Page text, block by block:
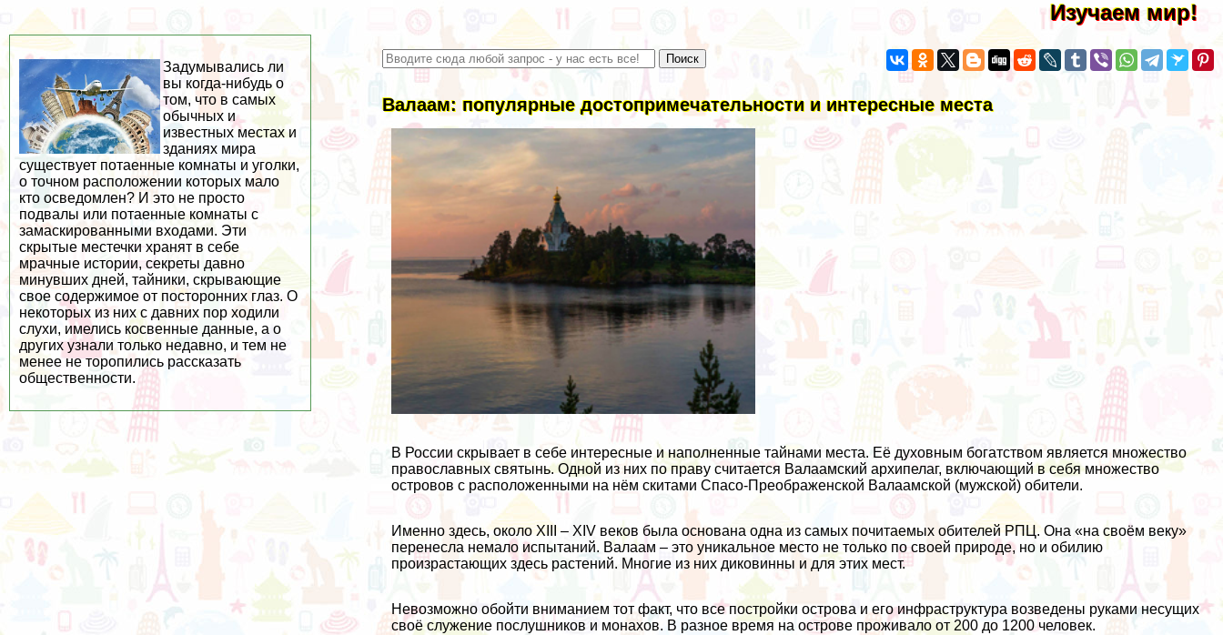
Изучаем мир!
Валаам: популярные достопримечательности и интересные места
В России скрывает в себе интересные и наполненные тайнами места. Её духовным богатством является множество
православных святынь. Одной из них по праву считается Валаамский архипелаг, включающий в себя множество
островов с расположенными на нём скитами Спасо-Преображенской Валаамской (мужской) обители.
Именно здесь, около XIII – XIV веков была основана одна из самых почитаемых обителей РПЦ. Она «на своём веку»
перенесла немало испытаний. Валаам – это уникальное место не только по своей природе, но и обилию
произрастающих здесь растений. Многие из них диковинны и для этих мест.
Невозможно обойти вниманием тот факт, что все постройки острова и его инфраструктура возведены руками несущих
своё служение послушников и монахов. В разное время на острове проживало от 200 до 1200 человек.
Задумывались ли
вы когда-нибудь о
том, что в самых
обычных и
известных местах и
зданиях мира
существует потаенные комнаты и уголки,
о точном расположении которых мало
кто осведомлен? И это не просто
подвалы или потаенные комнаты с
замаскированными входами. Эти
скрытые местечки хранят в себе
мрачные истории, секреты давно
минувших дней, тайники, скрывающие
свое содержимое от посторонних глаз. О
некоторых из них с давних пор ходили
слухи, имелись косвенные данные, а о
других узнали только недавно, и тем не
менее не торопились рассказать
общественности.